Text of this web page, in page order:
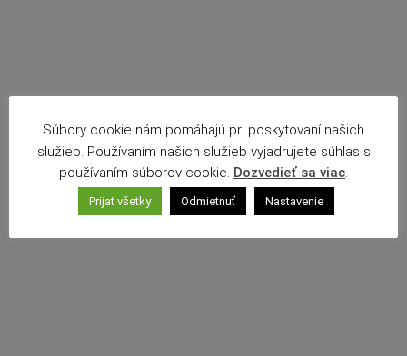
Súbory cookie nám pomáhajú pri poskytovaní našich
služieb. Používaním našich služieb vyjadrujete súhlas s
používaním súborov cookie. Dozvedieť sa viac
Prijať všetky Odmietnuť Nastavenie